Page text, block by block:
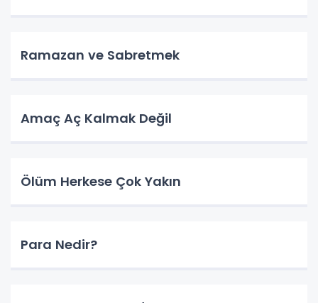
Ramazan ve Sabretmek
Amaç Aç Kalmak Değil
Ölüm Herkese Çok Yakın
Para Nedir?